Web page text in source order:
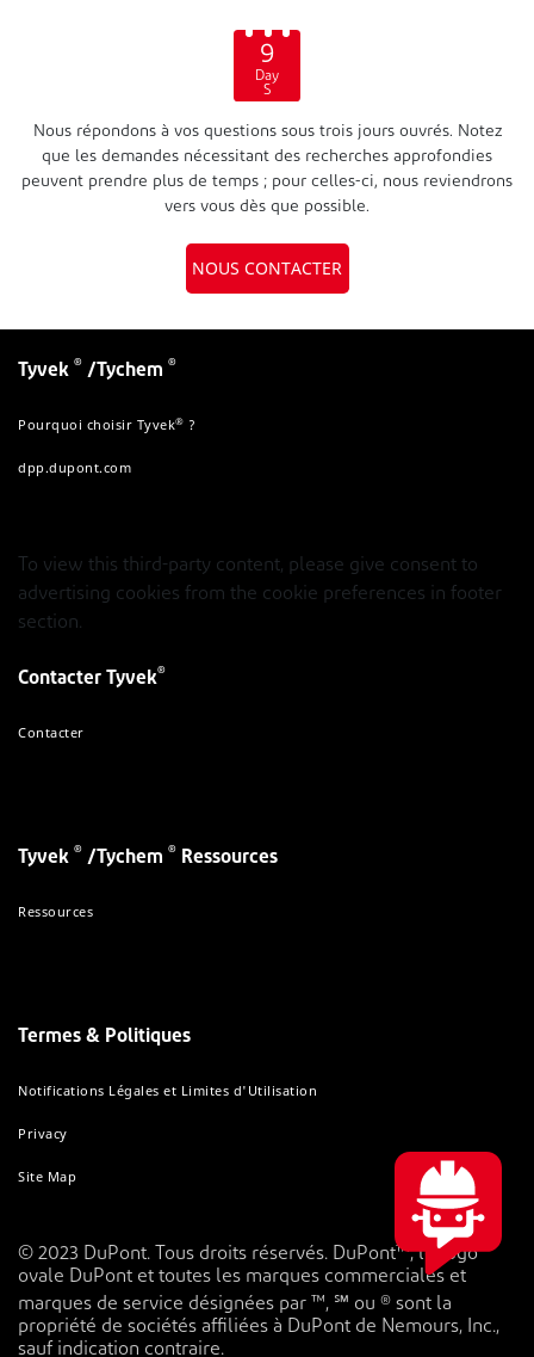
9
Day
S
Nous répondons à vos questions sous trois jours ouvrés. Notez
que les demandes nécessitant des recherches approfondies
peuvent prendre plus de temps ; pour celles-ci, nous reviendrons
vers vous dès que possible.
NOUS CONTACTER
Tyvek ® /Tychem ®
Pourquoi choisir Tyvek® ?
dpp.dupont.com
To view this third-party content, please give consent to
advertising cookies from the cookie preferences in footer
section.
Contacter Tyvek®
Contacter
Tyvek ® /Tychem ® Ressources
Ressources
Termes & Politiques
Notifications Légales et Limites d'Utilisation
Privacy
Site Map
© 2023 DuPont. Tous droits réservés. DuPont™, le logo
ovale DuPont et toutes les marques commerciales et
marques de service désignées par ™, ℠ ou ® sont la
propriété de sociétés affiliées à DuPont de Nemours, Inc.,
sauf indication contraire.